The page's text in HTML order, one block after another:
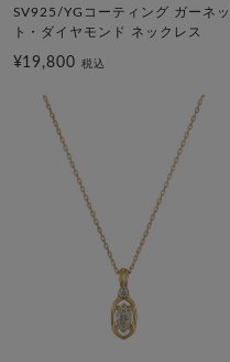
SV925/YGコーティング ガーネッ
ト・ダイヤモンド ネックレス
¥19,800税込